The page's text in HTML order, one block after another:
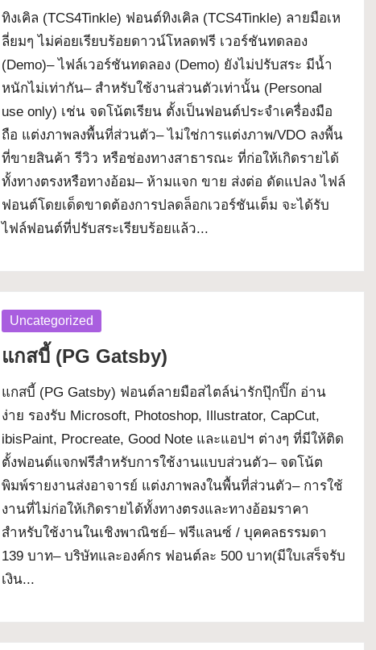
ทิงเคิล (TCS4Tinkle) ฟอนต์ทิงเคิล (TCS4Tinkle) ลายมือเห
ลี่ยมๆ ไม่ค่อยเรียบร้อยดาวน์โหลดฟรี เวอร์ชันทดลอง
(Demo)– ไฟล์เวอร์ชันทดลอง (Demo) ยังไม่ปรับสระ มีน้ำ
หนักไม่เท่ากัน– สำหรับใช้งานส่วนตัวเท่านั้น (Personal
use only) เช่น จดโน้ตเรียน ตั้งเป็นฟอนต์ประจำเครื่องมือ
ถือ แต่งภาพลงพื้นที่ส่วนตัว– ไม่ใช่การแต่งภาพ/VDO ลงพื้น
ที่ขายสินค้า รีวิว หรือช่องทางสาธารณะ ที่ก่อให้เกิดรายได้
ทั้งทางตรงหรือทางอ้อม– ห้ามแจก ขาย ส่งต่อ ดัดแปลง ไฟล์
ฟอนต์โดยเด็ดขาดต้องการปลดล็อกเวอร์ชันเต็ม จะได้รับ
ไฟล์ฟอนต์ที่ปรับสระเรียบร้อยแล้ว...
Posted
Uncategorized
แกสบี้ (PG Gatsby)
แกสบี้ (PG Gatsby) ฟอนต์ลายมือสไตล์น่ารักปุ๊กปิ๊ก อ่าน
ง่าย รองรับ Microsoft, Photoshop, Illustrator, CapCut,
ibisPaint, Procreate, Good Note และแอปฯ ต่างๆ ที่มีให้ติด
ตั้งฟอนต์แจกฟรีสำหรับการใช้งานแบบส่วนตัว– จดโน้ต
พิมพ์รายงานส่งอาจารย์ แต่งภาพลงในพื้นที่ส่วนตัว– การใช้
งานที่ไม่ก่อให้เกิดรายได้ทั้งทางตรงและทางอ้อมราคา
สำหรับใช้งานในเชิงพาณิชย์– ฟรีแลนซ์ / บุคคลธรรมดา
139 บาท– บริษัทและองค์กร ฟอนต์ละ 500 บาท(มีใบเสร็จรับ
เงิน...